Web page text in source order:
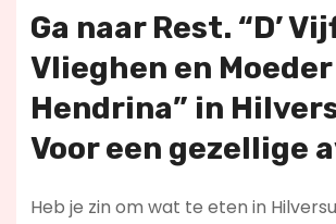
Ga naar Rest. “D’
Vlieghen en Moeder
Hendrina” in
Voor een gezellige
Heb je zin om wat te eten in